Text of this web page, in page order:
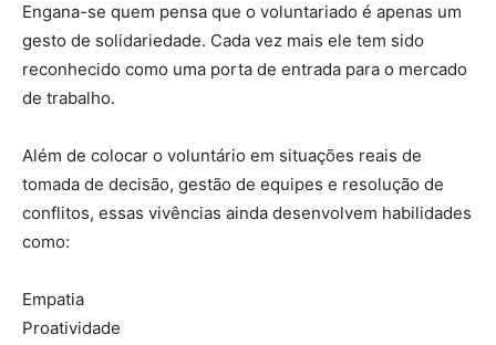
Engana-se quem pensa que o voluntariado é apenas um
gesto de solidariedade. Cada vez mais ele tem sido
reconhecido como uma porta de entrada para o mercado
de trabalho.
Além de colocar o voluntário em situações reais de
tomada de decisão, gestão de equipes e resolução de
conflitos, essas vivências ainda desenvolvem habilidades
como:
Empatia
Proatividade